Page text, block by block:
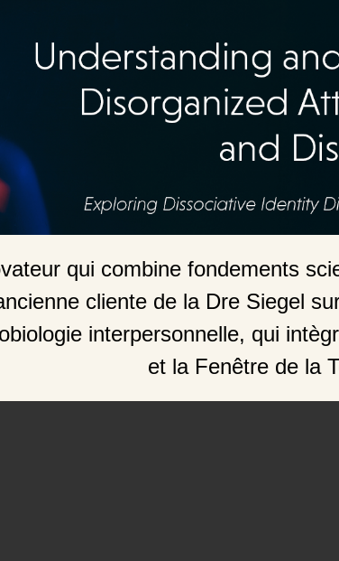
désorganisé et la
qui combine fondements
cliente de la Dre Siegel
interpersonnelle, qui
et la Fenêtre de la